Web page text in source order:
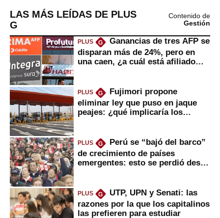
LAS MÁS LEÍDAS DE PLUS
G
Contenido de
Gestión
PLUS G
Ganancias de tres AFP se
disparan más de 24%, pero en
una caen, ¿a cuál está afiliado
PLUS G
Fujimori propone
eliminar ley que puso en jaque
peajes: ¿qué implicaría los
PLUS G
Perú se “bajó del barco”
de crecimiento de países
emergentes: esto se perdió desde
PLUS G
UTP, UPN y Senati: las
razones por la que los capitalinos
las prefieren para estudiar